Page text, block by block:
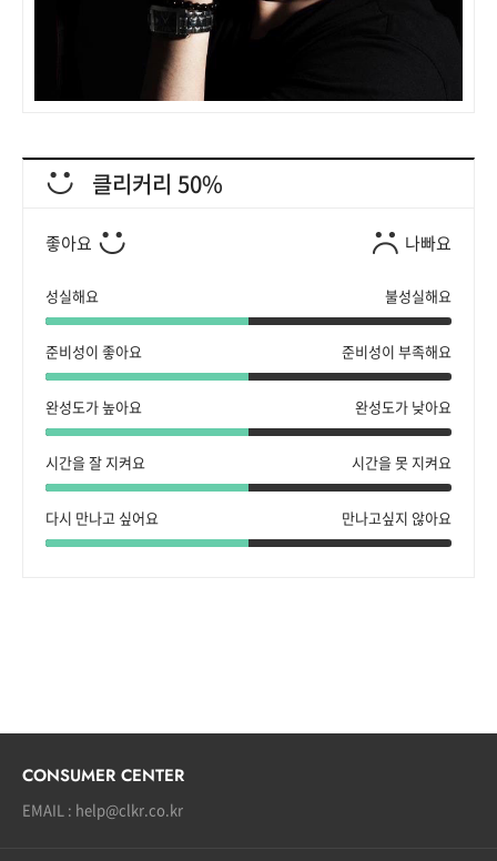
클리커리 50%
좋아요 나빠요
성실해요 불성실해요
준비성이 좋아요 준비성이 부족해요
완성도가 높아요 완성도가 낮아요
시간을 잘 지켜요 시간을 못 지켜요
다시 만나고 싶어요 만나고싶지 않아요
CONSUMER CENTER
EMAIL : help@clkr.co.kr